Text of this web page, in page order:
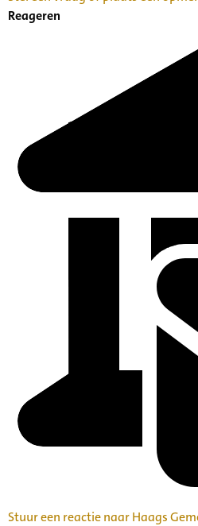
Reageren
Stuur een reactie naar Haags